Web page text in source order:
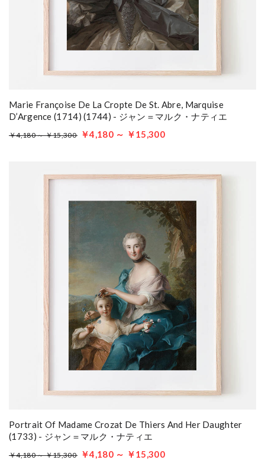
Marie Françoise De La Cropte De St. Abre, Marquise
D’Argence (1714) (1744) - ジャン＝マルク・ナティエ
￥4,180 ～ ￥15,300 ￥4,180 ～ ￥15,300
Portrait Of Madame Crozat De Thiers And Her Daughter
(1733) - ジャン＝マルク・ナティエ
￥4,180 ～ ￥15,300 ￥4,180 ～ ￥15,300